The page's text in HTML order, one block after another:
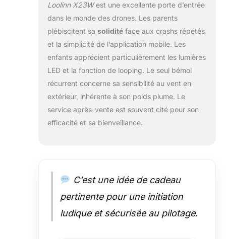
les enfants profitent du plaisir de
piloter.
Loolinn X23West une excellente porte d’entrée
dans le monde des drones. Les parents
plébiscitent sa soliditéface aux crashs répétés
et la simplicité de l’application mobile. Les
enfants apprécient particulièrement les lumières
LED et la fonction de looping. Le seul bémol
récurrent concerne sa sensibilité au vent en
extérieur, inhérente à son poids plume. Le
service après-vente est souvent cité pour son
efficacité et sa bienveillance.
C’est une idée de cadeau
pertinente pour une initiation
ludique et sécurisée au pilotage.